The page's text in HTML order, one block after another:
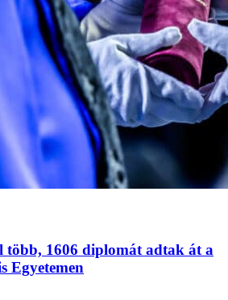
1606 diplomát adtak át a
Egyetemen